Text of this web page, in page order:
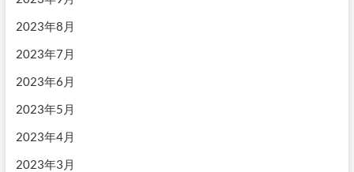
2023年8月
2023年7月
2023年6月
2023年5月
2023年4月
2023年3月